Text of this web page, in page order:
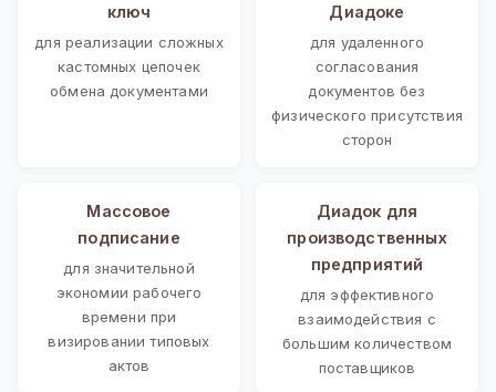
ключ
для реализации сложных
кастомных цепочек
обмена документами
Диадоке
для удаленного
согласования
документов без
физического присутствия
сторон
Массовое
подписание
для значительной
экономии рабочего
времени при
визировании типовых
актов
Диадок для
производственных
предприятий
для эффективного
взаимодействия с
большим количеством
поставщиков